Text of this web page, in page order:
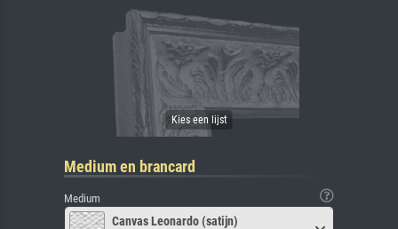
Medium en brancard
Medium
Canvas Leonardo (satijn)